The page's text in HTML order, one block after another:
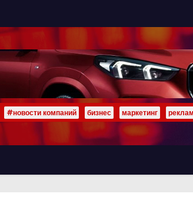
#новости компаний бизнес маркетинг